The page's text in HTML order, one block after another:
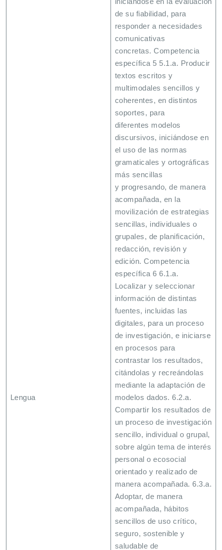
Lengua
de su fiabilidad, para
responder a necesidades
comunicativas
concretas. Competencia
específica 5 5.1.a. Producir
textos escritos y
multimodales sencillos y
coherentes, en distintos
soportes, para
diferentes modelos
discursivos, iniciándose en
el uso de las normas
gramaticales y ortográficas
más sencillas
y progresando, de manera
acompañada, en la
movilización de estrategias
sencillas, individuales o
grupales, de planificación,
redacción, revisión y
edición. Competencia
específica 6 6.1.a.
Localizar y seleccionar
información de distintas
fuentes, incluidas las
digitales, para un proceso
de investigación, e iniciarse
en procesos para
contrastar los resultados,
citándolas y recreándolas
mediante la adaptación de
modelos dados. 6.2.a.
Compartir los resultados de
un proceso de investigación
sencillo, individual o grupal,
sobre algún tema de interés
personal o ecosocial
orientado y realizado de
manera acompañada. 6.3.a.
Adoptar, de manera
acompañada, hábitos
sencillos de uso crítico,
seguro, sostenible y
saludable de